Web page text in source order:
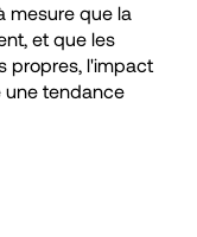
mesure que la
et que les
propres, l'impact
une tendance